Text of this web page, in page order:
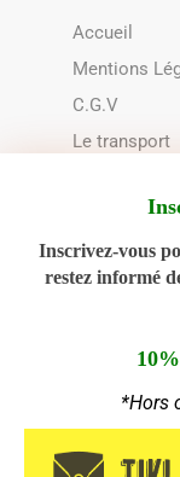
Accueil
Mentions
C.G.V
Le transport
Politique de
NOUS
02 28 00 94 89
Ouvert du
Inscrivez-vous
restez informé
*Hors